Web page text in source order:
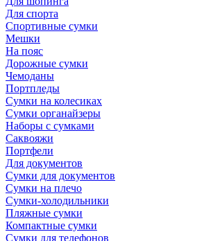
Для спорта
Спортивные сумки
Мешки
На пояс
Дорожные сумки
Чемоданы
Портпледы
Сумки на колесиках
Сумки органайзеры
Наборы с сумками
Саквояжи
Портфели
Для документов
Сумки для документов
Сумки на плечо
Сумки-холодильники
Пляжные сумки
Компактные сумки
Сумки для телефонов